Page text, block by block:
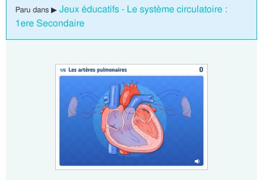
Paru dans ▶ Jeux éducatifs - Le système circulatoire :
1ere Secondaire